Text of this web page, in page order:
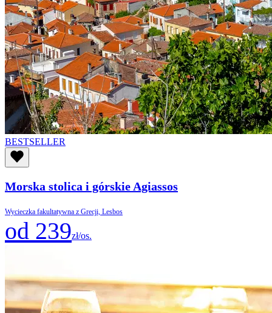
BESTSELLER
Morska stolica i górskie Agiassos
Wycieczka fakultatywna z Grecji, Lesbos
od 239zł/os.